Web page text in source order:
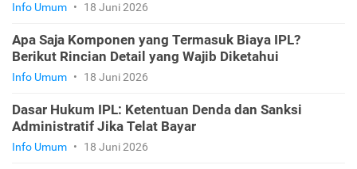
Info Umum • 18 Juni 2026
Apa Saja Komponen yang Termasuk Biaya IPL?
Berikut Rincian Detail yang Wajib Diketahui
Info Umum • 18 Juni 2026
Dasar Hukum IPL: Ketentuan Denda dan Sanksi
Administratif Jika Telat Bayar
Info Umum • 18 Juni 2026